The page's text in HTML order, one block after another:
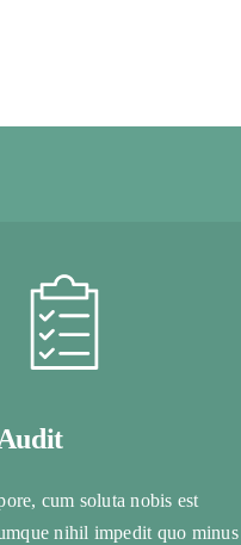
cum soluta nobis est
nihil impedit quo minus